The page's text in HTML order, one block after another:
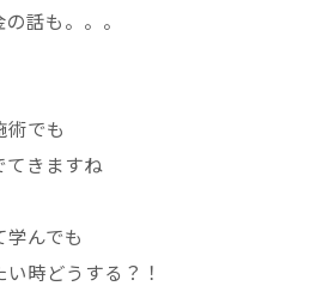
話も。。。
術でも
てきますね
んでも
時どうする？！